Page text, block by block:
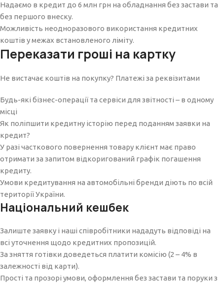
Надаємо в кредит до 6 млн грн на обладнання без застави та
без першого внеску.
Можливість неодноразового використання кредитних
коштів у межах встановленого ліміту.
Переказати гроші на картку
Не вистачає коштів на покупку? Платежі за реквізитами
Будь-які бізнес-операції та сервіси для звітності – в одному
місці
Як поліпшити кредитну історію перед поданням заявки на
кредит?
У разі часткового повернення товару клієнт має право
отримати за запитом відкоригований графік погашення
кредиту.
Умови кредитування на автомобільні бренди діють по всій
території України.
Національний кешбек
Залиште заявку і наші співробітники нададуть відповіді на
всі уточнення щодо кредитних пропозицій.
За зняття готівки доведеться платити комісію (2 – 4% в
залежності від карти).
Прості та прозорі умови, оформлення без застави та поруки з